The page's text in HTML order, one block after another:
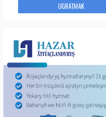
UGRATMAK